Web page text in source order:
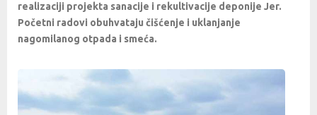
realizaciji projekta sanacije i rekultivacije deponije Jer.
Početni radovi obuhvataju čišćenje i uklanjanje
nagomilanog otpada i smeća.